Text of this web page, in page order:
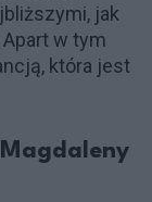
jak
w tym
która jest